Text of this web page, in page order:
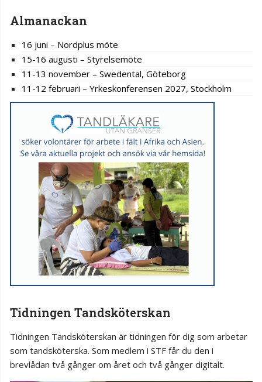
Almanackan
16 juni – Nordplus möte
15-16 augusti – Styrelsemöte
11-13 november – Swedental, Göteborg
11-12 februari – Yrkeskonferensen 2027, Stockholm
Tidningen Tandsköterskan
Tidningen Tandsköterskan är tidningen för dig som arbetar
som tandsköterska. Som medlem i STF får du den i
brevlådan två gånger om året och två gånger digitalt.